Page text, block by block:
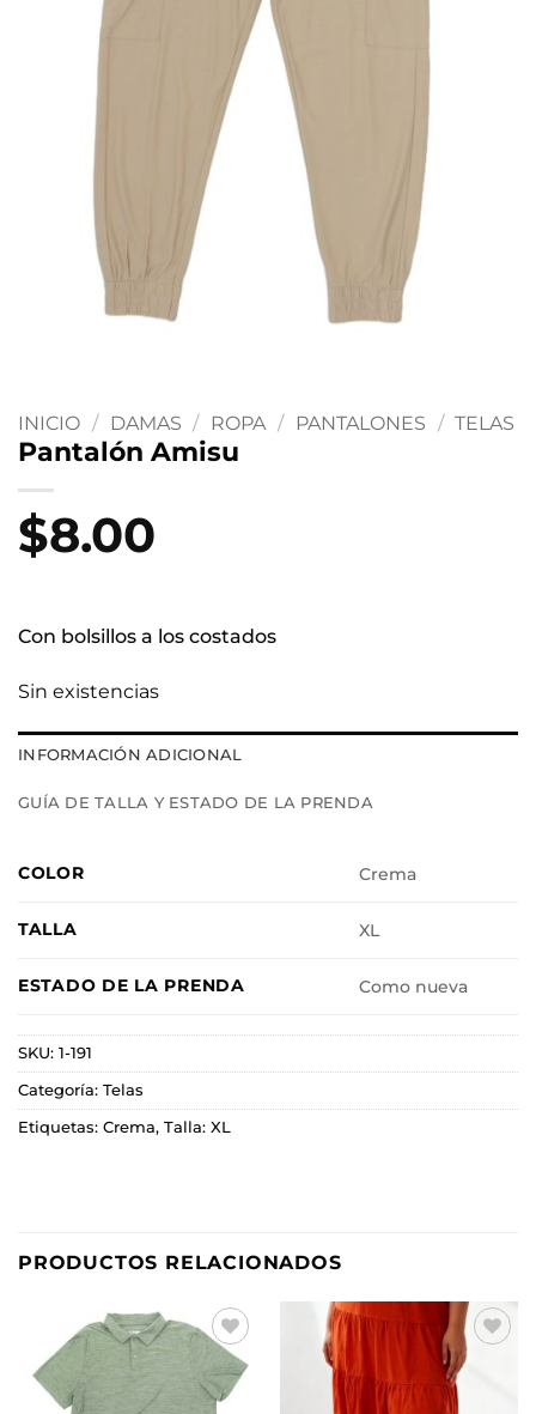
INICIO / DAMAS / ROPA / PANTALONES / TELAS
Pantalón Amisu
$8.00
Con bolsillos a los costados
Sin existencias
INFORMACIÓN ADICIONAL
GUÍA DE TALLA Y ESTADO DE LA PRENDA
COLOR Crema
TALLA XL
ESTADO DE LA PRENDA Como nueva
SKU: 1-191
Categoría: Telas
Etiquetas: Crema, Talla: XL
PRODUCTOS RELACIONADOS
Añadir
a la
lista de
Añadir
lista de